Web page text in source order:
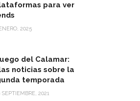
para ver
2025
del Calamar:
noticias sobre la
temporada
SEPTIEMBRE, 2021